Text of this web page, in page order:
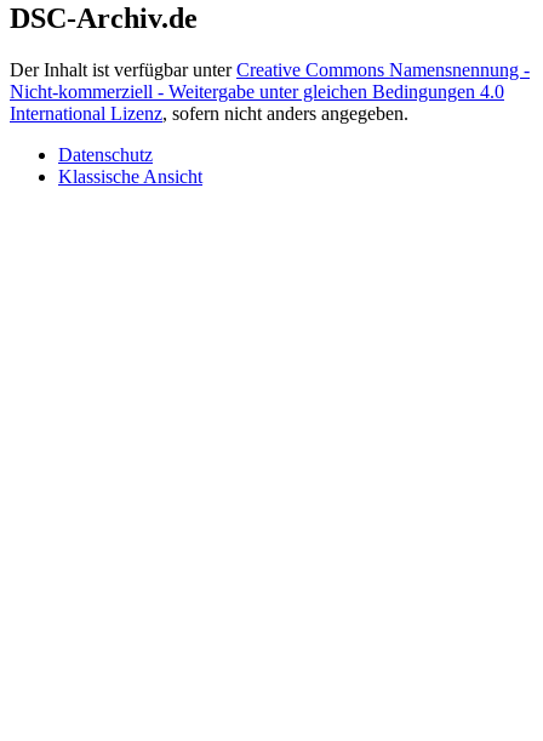
DSC-Archiv.de
Der Inhalt ist verfügbar unterCreative Commons Namensnennung -
Nicht-kommerziell - Weitergabe unter gleichen Bedingungen 4.0
International Lizenz, sofern nicht anders angegeben.
Datenschutz
Klassische Ansicht